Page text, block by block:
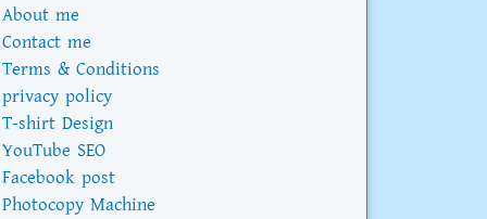
About me
Contact me
Terms & Conditions
privacy policy
T-shirt Design
YouTube SEO
Facebook post
Photocopy Machine